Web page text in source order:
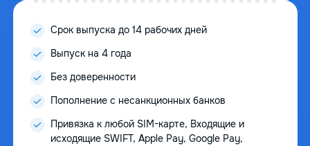
Cрок выпуска до 14 рабочих дней
Выпуск на 4 года
Без доверенности
Пополнение с несанкционных банков
Привязка к любой SIM-карте, Входящие и
исходящие SWIFT, Apple Pay, Google Pay,